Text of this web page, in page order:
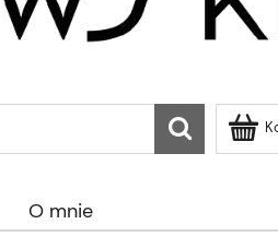
O mnie